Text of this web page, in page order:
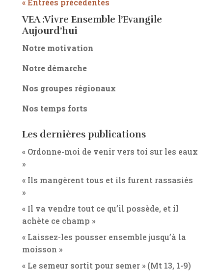
« Entrées précédentes
VEA :Vivre Ensemble l’Evangile
Aujourd’hui
Notre motivation
Notre démarche
Nos groupes régionaux
Nos temps forts
Les dernières publications
« Ordonne-moi de venir vers toi sur les eaux
»
« Ils mangèrent tous et ils furent rassasiés
»
« Il va vendre tout ce qu’il possède, et il
achète ce champ »
« Laissez-les pousser ensemble jusqu’à la
moisson »
« Le semeur sortit pour semer » (Mt 13, 1-9)